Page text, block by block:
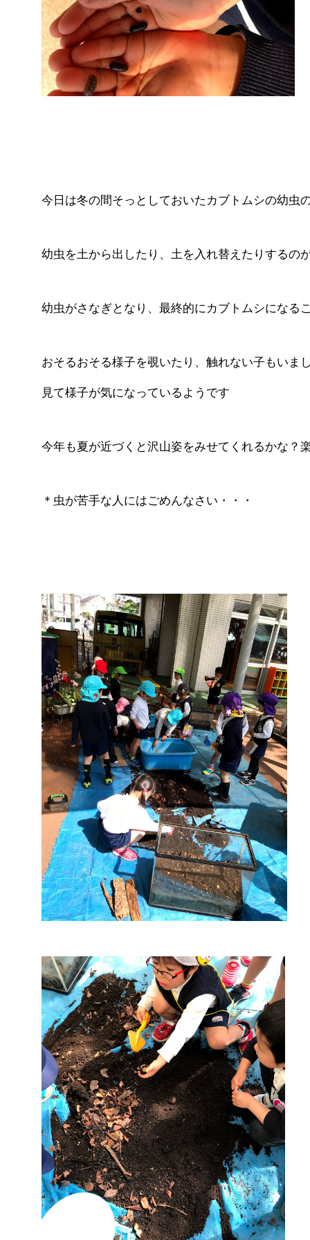
今日は冬の間そっとしておいたカブトムシの幼虫
幼虫を土から出したり、土を入れ替えたりするの
幼虫がさなぎとなり、最終的にカブトムシになる
おそるおそる様子を覗いたり、触れない子もいま
見て様子が気になっているようです
今年も夏が近づくと沢山姿をみせてくれるかな？
＊虫が苦手な人にはごめんなさい・・・